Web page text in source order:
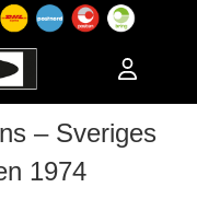
– Sveriges
1974